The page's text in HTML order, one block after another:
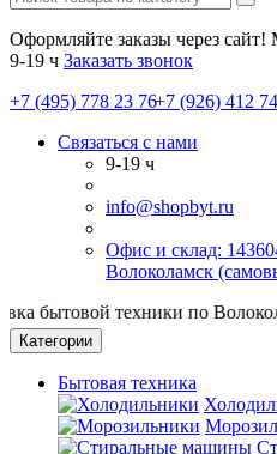
Оформляйте заказы через
9-19 ч Заказать звонок
+7 (495) 778 23 76+7 (926) 412
Связаться с нами
9-19 ч
info@shopbyt.ru
Офис и склад:
Волоколамск
Категории
Бытовая техника